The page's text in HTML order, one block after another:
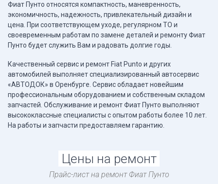
Фиат Пунто относятся компактность, маневренность,
экономичность, надежность, привлекательный дизайн и
цена. При соответствующем уходе, регулярном ТО и
своевременным работам по замене деталей и ремонту Фиат
Пунто будет служить Вам и радовать долгие годы.
Качественный сервис и ремонт Fiat Punto и других
автомобилей выполняет специализированный автосервис
«АВТОДОК» в Оренбурге. Сервис обладает новейшим
профессиональным оборудованием и собственным складом
запчастей. Обслуживание и ремонт Фиат Пунто выполняют
высококлассные специалисты с опытом работы более 10 лет.
На работы и запчасти предоставляем гарантию.
Цены на ремонт
Прайс-лист на ремонт Фиат Пунто